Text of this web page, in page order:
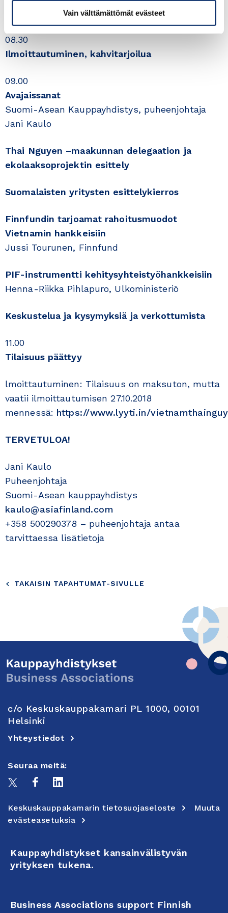
Vain välttämättömät evästeet
08.30
Ilmoittautuminen, kahvitarjoilua
09.00
Avajaissanat
Suomi-Asean Kauppayhdistys, puheenjohtaja
Jani Kaulo
Thai Nguyen –maakunnan delegaation ja
ekolaaksoprojektin esittely
Suomalaisten yritysten esittelykierros
Finnfundin tarjoamat rahoitusmuodot
Vietnamin hankkeisiin
Jussi Tourunen, Finnfund
PIF-instrumentti kehitysyhteistyöhankkeisiin
Henna-Riikka Pihlapuro, Ulkoministeriö
Keskustelua ja kysymyksiä ja verkottumista
11.00
Tilaisuus päättyy
lmoittautuminen: Tilaisuus on maksuton, mutta
vaatii ilmoittautumisen 27.10.2018
mennessä: https://www.lyyti.in/
TERVETULOA!
Jani Kaulo
Puheenjohtaja
Suomi-Asean kauppayhdistys
kaulo@asiafinland.com
+358 500290378 – puheenjohtaja antaa
tarvittaessa lisätietoja
TAKAISIN TAPAHTUMAT-SIVULLE
c/o Keskuskauppakamari PL 1000, 00101
Helsinki
Yhteystiedot
Seuraa meitä:
Keskuskauppakamarin tietosuojaseloste
Muuta
evästeasetuksia
Kauppayhdistykset kansainvälistyvän
yrityksen tukena.
Business Associations support Finnish